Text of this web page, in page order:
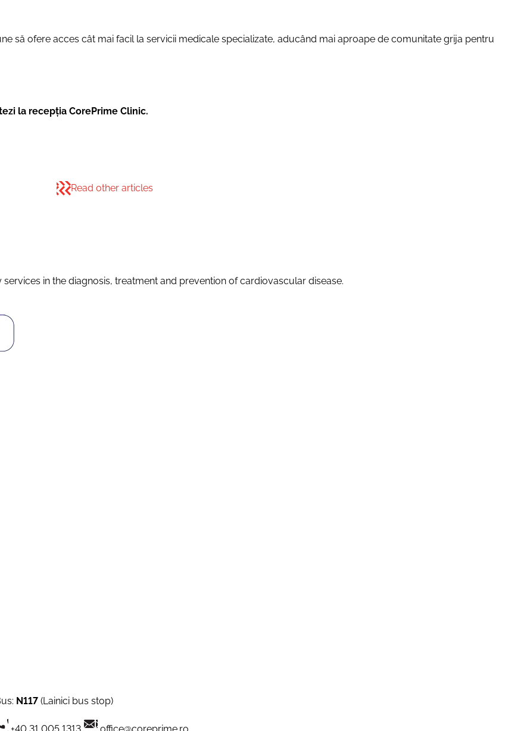
să ofere acces cât mai facil la servicii medicale specializate, aducând mai aproape de comunitate grija pentru
la recepția CorePrime Clinic.
Read other articles
in the diagnosis, treatment and prevention of cardiovascular disease.
N117 (Lainici bus stop)